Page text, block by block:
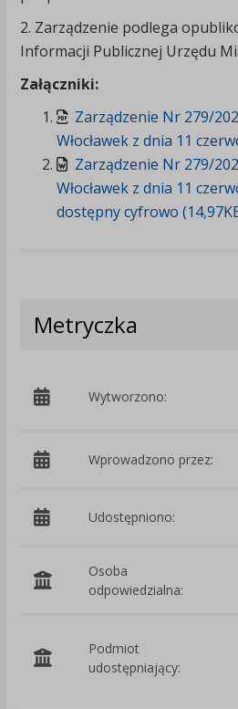
2. Zarządzenie podlega
Informacji Publicznej Urzędu
Załączniki:
Zarządzenie Nr 279/
Włocławek z dnia 11
Zarządzenie Nr 279/
Włocławek z dnia 11
dostępny cyfrowo
Metryczka
Wytworzono:
Wprowadzono przez:
Udostępniono:
Osoba
odpowiedzialna:
Podmiot
udostępniający: